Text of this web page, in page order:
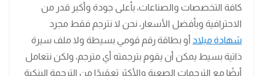
كافة التخصصات والصناعات، بأعلى جودة وأكبر قدر من
الاحترافية وبأفضل الأسعار، نحن لا نترجم فقط مجرد
شهادة ميلاد أو بطاقة رقم قومي بسيطة ولا ملف سيرة
ذاتية بسيط يمكن أن يقوم بترجمته أي مترجم، ولكن نتعامل
أيضًا مع الترجمات الصعبة والأكثر تعقيدًا من الترجمة البنكية